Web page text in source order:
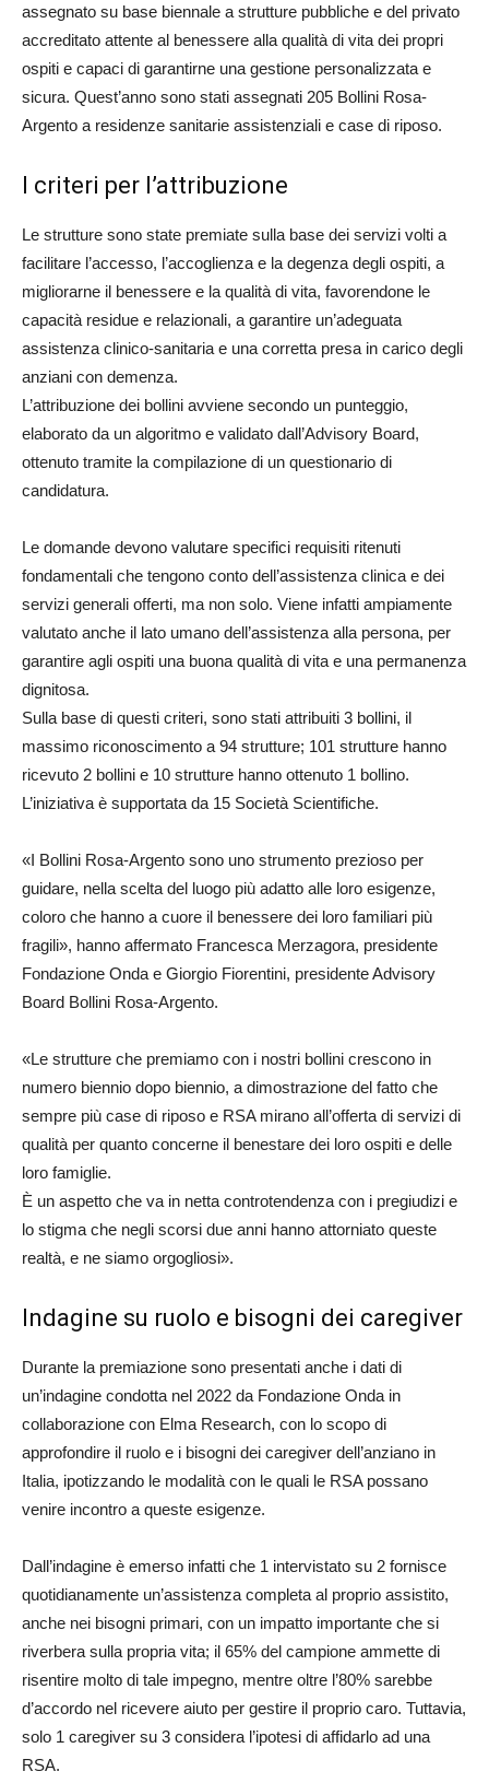
assegnato su base biennale a strutture pubbliche e del privato
accreditato attente al benessere alla qualità di vita dei propri
ospiti e capaci di garantirne una gestione personalizzata e
sicura. Quest’anno sono stati assegnati 205 Bollini Rosa-
Argento a residenze sanitarie assistenziali e case di riposo.
I criteri per l’attribuzione
Le strutture sono state premiate sulla base dei servizi volti a
facilitare l’accesso, l’accoglienza e la degenza degli ospiti, a
migliorarne il benessere e la qualità di vita, favorendone le
capacità residue e relazionali, a garantire un’adeguata
assistenza clinico-sanitaria e una corretta presa in carico degli
anziani con demenza.
L’attribuzione dei bollini avviene secondo un punteggio,
elaborato da un algoritmo e validato dall’Advisory Board,
ottenuto tramite la compilazione di un questionario di
candidatura.
Le domande devono valutare specifici requisiti ritenuti
fondamentali che tengono conto dell’assistenza clinica e dei
servizi generali offerti, ma non solo. Viene infatti ampiamente
valutato anche il lato umano dell’assistenza alla persona, per
garantire agli ospiti una buona qualità di vita e una permanenza
dignitosa.
Sulla base di questi criteri, sono stati attribuiti 3 bollini, il
massimo riconoscimento a 94 strutture; 101 strutture hanno
ricevuto 2 bollini e 10 strutture hanno ottenuto 1 bollino.
L’iniziativa è supportata da 15 Società Scientifiche.
«I Bollini Rosa-Argento sono uno strumento prezioso per
guidare, nella scelta del luogo più adatto alle loro esigenze,
coloro che hanno a cuore il benessere dei loro familiari più
fragili», hanno affermato Francesca Merzagora, presidente
Fondazione Onda e Giorgio Fiorentini, presidente Advisory
Board Bollini Rosa-Argento.
«Le strutture che premiamo con i nostri bollini crescono in
numero biennio dopo biennio, a dimostrazione del fatto che
sempre più case di riposo e RSA mirano all’offerta di servizi di
qualità per quanto concerne il benestare dei loro ospiti e delle
loro famiglie.
È un aspetto che va in netta controtendenza con i pregiudizi e
lo stigma che negli scorsi due anni hanno attorniato queste
realtà, e ne siamo orgogliosi».
Indagine su ruolo e bisogni dei caregiver
Durante la premiazione sono presentati anche i dati di
un’indagine condotta nel 2022 da Fondazione Onda in
collaborazione con Elma Research, con lo scopo di
approfondire il ruolo e i bisogni dei caregiver dell’anziano in
Italia, ipotizzando le modalità con le quali le RSA possano
venire incontro a queste esigenze.
Dall’indagine è emerso infatti che 1 intervistato su 2 fornisce
quotidianamente un’assistenza completa al proprio assistito,
anche nei bisogni primari, con un impatto importante che si
riverbera sulla propria vita; il 65% del campione ammette di
risentire molto di tale impegno, mentre oltre l’80% sarebbe
d’accordo nel ricevere aiuto per gestire il proprio caro. Tuttavia,
solo 1 caregiver su 3 considera l’ipotesi di affidarlo ad una
RSA.